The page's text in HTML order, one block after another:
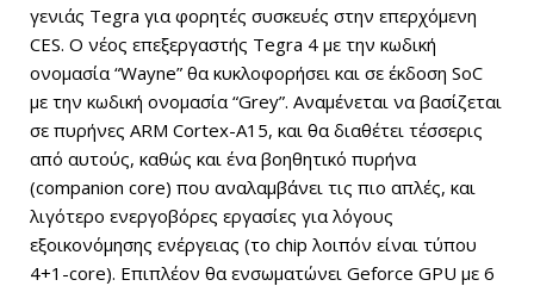
γενιάς Tegra για φορητές συσκευές στην επερχόμενη
CES. O νέος επεξεργαστής Tegra 4 με την κωδική
ονομασία “Wayne” θα κυκλοφορήσει και σε έκδοση SoC
με την κωδική ονομασία “Grey”. Aναμένεται να βασίζεται
σε πυρήνες ARM Cortex-A15, και θα διαθέτει τέσσερις
από αυτούς, καθώς και ένα βοηθητικό πυρήνα
(companion core) που αναλαμβάνει τις πιο απλές, και
λιγότερο ενεργοβόρες εργασίες για λόγους
εξοικονόμησης ενέργειας (το chip λοιπόν είναι τύπου
4+1-core). Eπιπλέον θα ενσωματώνει Geforce GPU με 6